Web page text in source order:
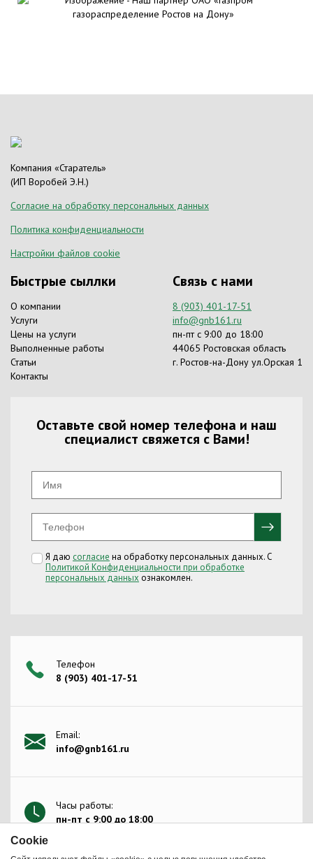
Компания «Старатель»
(ИП Воробей Э.Н.)
Согласие на обработку персональных данных
Политика конфиденциальности
Настройки файлов cookie
Быстрые сыллки
О компании
Услуги
Цены на услуги
Выполненные работы
Статьи
Контакты
Связь с нами
8 (903) 401-17-51
info@gnb161.ru
пн-пт с 9:00 до 18:00
44065 Ростовская область
г. Ростов-на-Дону ул.Орская 1
Оставьте свой номер телефона и наш
специалист свяжется с Вами!
Я даю согласие на обработку персональных данных. С
Политикой Конфиденциальности при обработке
персональных данных ознакомлен.
Телефон
8 (903) 401-17-51
Email:
info@gnb161.ru
Часы работы:
пн-пт с 9:00 до 18:00
Сookie